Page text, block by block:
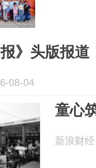
报》头版报
08-04
童心
新浪财